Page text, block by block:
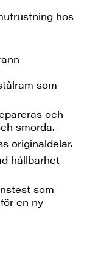
hos
som
och
smorda.
originaldelar.
hållbarhet
som
en ny